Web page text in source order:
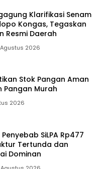
Klarifikasi Senam
Kongas, Tegaskan
Resmi Daerah
2026
Stok Pangan Aman
Pangan Murah
2026
SiLPA Rp477
Tertunda dan
Dominan